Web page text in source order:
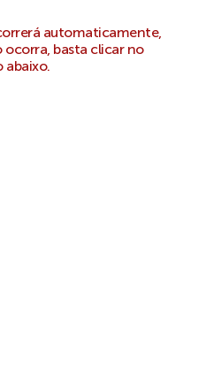
automaticamente,
ocorra, basta clicar no
abaixo.